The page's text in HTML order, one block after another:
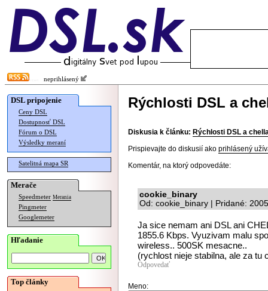
neprihlásený
DSL pripojenie
Ceny DSL
Dostupnosť DSL
Fórum o DSL
Výsledky meraní
Satelitná mapa SR
Merače
Speedmeter Merania
Pingmeter
Googlemeter
Hľadanie
Top články
Rýchlosti DSL a
Diskusia k článku: Rýchlosti DSL a
Prispievajte do diskusií ako prihlásený
Komentár, na ktorý odpovedáte:
cookie_binary
Od: cookie_binary | Pridané:
Ja sice nemam ani DSL ani
1855.6 Kbps. Vyuzivam malu
wireless.. 500SK mesacne..
(rychlost nieje stabilna, ale za tu
Odpovedať
Meno: